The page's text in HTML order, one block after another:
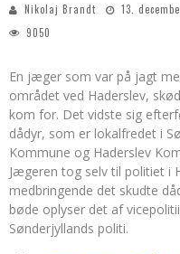
Nikolaj Brandt 13.
9050
En jæger som var på jagt
området ved Haderslev,
kom for. Det vidste sig
dådyr, som er lokalfredet i
Kommune og Haderslev
Jægeren tog selv til politiet i
medbringende det skudte
bøde oplyser det af
Sønderjyllands politi.